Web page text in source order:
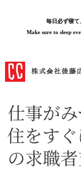
毎日必ず寝て
Make sure to sleep
株式会社後藤
仕事が
住をす
の求職